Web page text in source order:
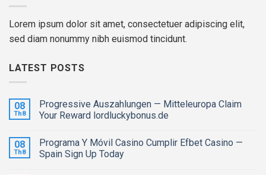
Lorem ipsum dolor sit amet, consectetuer adipiscing elit,
sed diam nonummy nibh euismod tincidunt.
LATEST POSTS
08
Th8
Progressive Auszahlungen — Mitteleuropa Claim
Your Reward lordluckybonus.de
08
Th8
Programa Y Móvil Casino Cumplir Efbet Casino —
Spain Sign Up Today